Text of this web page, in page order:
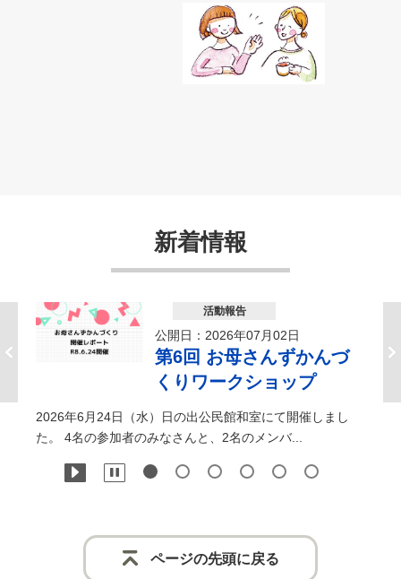
新着情報
活動報告
公開日：2026年07月02日
第6回 お母さんずかんづ
くりワークショップ
2026年6月24日（水）日の出公民館和室にて開催しまし
た。 4名の参加者のみなさんと、2名のメンバ...
ページの先頭に戻る